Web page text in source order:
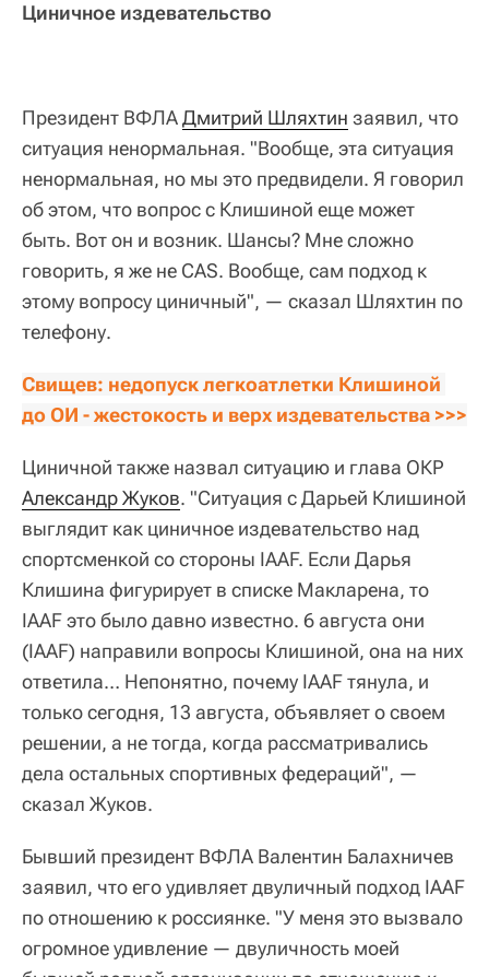
Циничное издевательство
Президент ВФЛАДмитрий Шляхтин заявил, что
ситуация ненормальная. "Вообще, эта ситуация
ненормальная, но мы это предвидели. Я говорил
об этом, что вопрос с Клишиной еще может
быть. Вот он и возник. Шансы? Мне сложно
говорить, я же не CAS. Вообще, сам подход к
этому вопросу циничный", — сказал Шляхтин по
телефону.
Свищев: недопуск легкоатлетки Клишиной
до ОИ - жестокость и верх издевательства >>>
Циничной также назвал ситуацию и глава ОКР
Александр Жуков. "Ситуация с Дарьей Клишиной
выглядит как циничное издевательство над
спортсменкой со стороны IAAF. Если Дарья
Клишина фигурирует в списке Макларена, то
IAAF это было давно известно. 6 августа они
(IAAF) направили вопросы Клишиной, она на них
ответила… Непонятно, почему IAAF тянула, и
только сегодня, 13 августа, объявляет о своем
решении, а не тогда, когда рассматривались
дела остальных спортивных федераций", —
сказал Жуков.
Бывший президент ВФЛА Валентин Балахничев
заявил, что его удивляет двуличный подход IAAF
по отношению к россиянке. "У меня это вызвало
огромное удивление — двуличность моей